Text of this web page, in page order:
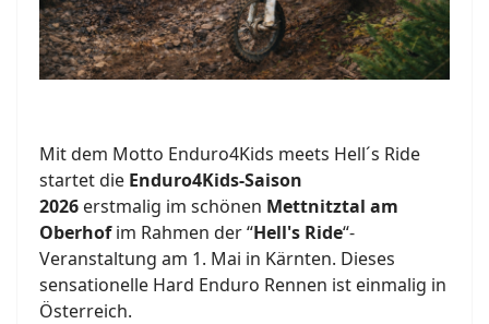
Mit dem Motto Enduro4Kids meets Hell´s Ride
startet die Enduro4Kids-Saison
2026 erstmalig im schönen Mettnitztal am
Oberhofim Rahmen der “Hell's Ride“-
Veranstaltung am 1. Mai in Kärnten. Dieses
sensationelle Hard Enduro Rennen ist einmalig in
Österreich.